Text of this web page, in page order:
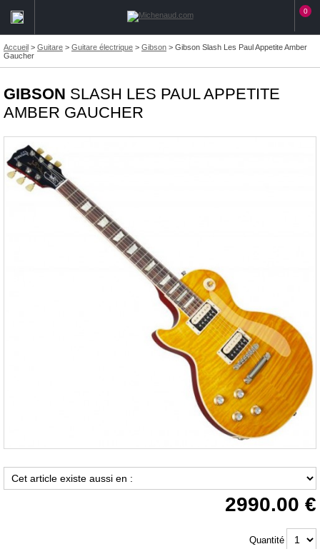
0
Accueil > Guitare > Guitare électrique > Gibson > Gibson Slash Les Paul Appetite Amber
Gaucher
GIBSON SLASH LES PAUL APPETITE
AMBER GAUCHER
2990.00
Quantité